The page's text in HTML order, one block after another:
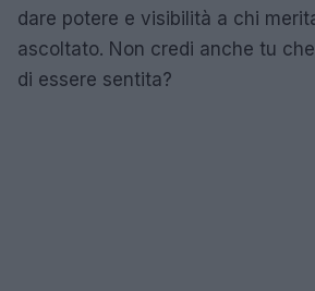
dare potere e visibilità a chi
ascoltato. Non credi anche tu
di essere sentita?